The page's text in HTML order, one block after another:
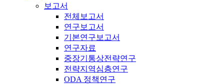
보고서
전체보고서
연구보고서
기본연구보고서
연구자료
중장기통상전략연구
전략지역심층연구
ODA 정책연구